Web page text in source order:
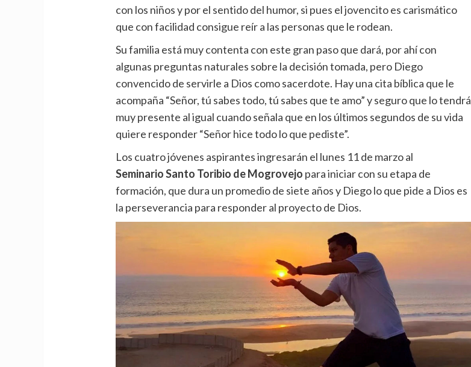
con los niños y por el sentido del humor, si pues el jovencito es carismático
que con facilidad consigue reír a las personas que le rodean.
Su familia está muy contenta con este gran paso que dará, por ahí con
algunas preguntas naturales sobre la decisión tomada, pero Diego
convencido de servirle a Dios como sacerdote. Hay una cita bíblica que le
acompaña “Señor, tú sabes todo, tú sabes que te amo” y seguro que lo tendrá
muy presente al igual cuando señala que en los últimos segundos de su vida
quiere responder “Señor hice todo lo que pediste”.
Los cuatro jóvenes aspirantes ingresarán el lunes 11 de marzo al
Seminario Santo Toribio de Mogrovejo para iniciar con su etapa de
formación, que dura un promedio de siete años y Diego lo que pide a Dios es
la perseverancia para responder al proyecto de Dios.